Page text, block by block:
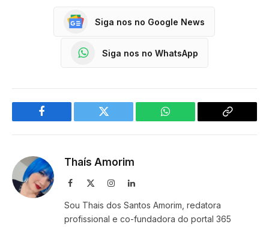
Siga nos no Google News
Siga nos no WhatsApp
Facebook Twitter WhatsApp
Copy
Thaís Amorim
Facebook InstagramLinkedIn
Sou Thais dos Santos Amorim, redatora
profissional e co-fundadora do portal 365